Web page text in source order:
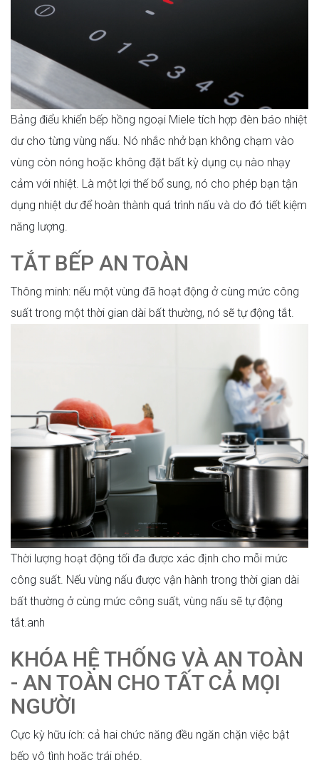
Bảng điểu khiển bếp hồng ngoại Miele tích hợp đèn báo nhiệt
dư cho từng vùng nấu. Nó nhắc nhở bạn không chạm vào
vùng còn nóng hoặc không đặt bất kỳ dụng cụ nào nhạy
cảm với nhiệt. Là một lợi thế bổ sung, nó cho phép bạn tận
dụng nhiệt dư để hoàn thành quá trình nấu và do đó tiết kiệm
năng lượng.
TẮT BẾP AN TOÀN
Thông minh: nếu một vùng đã hoạt động ở cùng mức công
suất trong một thời gian dài bất thường, nó sẽ tự động tắt.
Thời lượng hoạt động tối đa được xác định cho mỗi mức
công suất. Nếu vùng nấu được vận hành trong thời gian dài
bất thường ở cùng mức công suất, vùng nấu sẽ tự động
tắt.anh
KHÓA HỆ THỐNG VÀ AN TOÀN
- AN TOÀN CHO TẤT CẢ MỌI
NGƯỜI
Cực kỳ hữu ích: cả hai chức năng đều ngăn chặn việc bật
bếp vô tình hoặc trái phép.